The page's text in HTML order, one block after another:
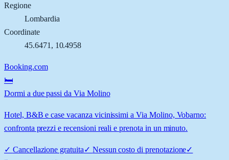
Regione
Lombardia
Coordinate
45.6471 , 10.4958
Booking.com
🛏️
Dormi a due passi da Via Molino
Hotel, B&B e case vacanza vicinissimi a Via Molino, Vobarno:
confronta prezzi e recensioni reali e prenota in un minuto.
✓ Cancellazione gratuita✓ Nessun costo di prenotazione✓